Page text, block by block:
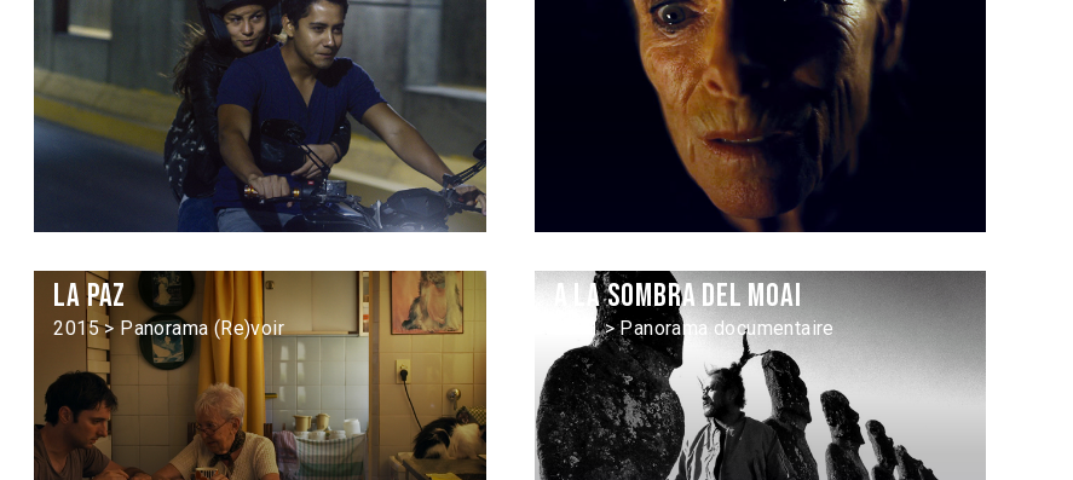
La Paz
2015 > Panorama (Re)voir
A la sombra del Moai
2011 > Panorama documentaire